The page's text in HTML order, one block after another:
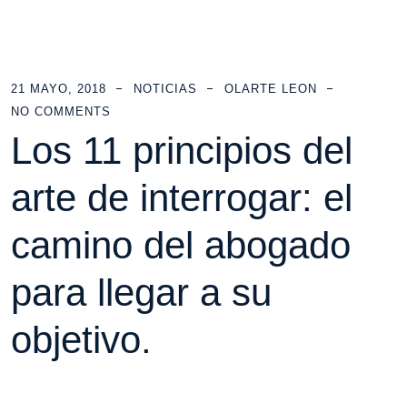
21 MAYO, 2018 NOTICIAS
OLARTE LEON
NO COMMENTS
Los 11 principios del
arte de interrogar: el
camino del abogado
para llegar a su
objetivo.